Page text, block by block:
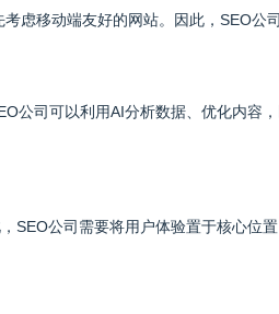
虑移动端友好的网站。因此，SEO
公司可以利用AI分析数据、优化内
SEO公司需要将用户体验置于核心位